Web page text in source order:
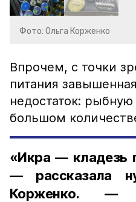
Фото: Ольга Корженко
Впрочем, с точки
питания
недостаток:
большом
«Икра — кладезь
— рассказала
Корженко. —